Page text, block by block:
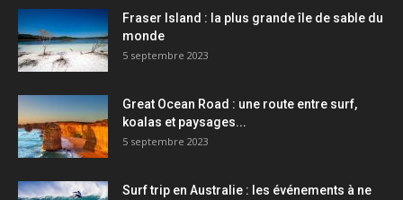
Fraser Island : la plus grande île de sable du
monde
5 septembre 2023
Great Ocean Road : une route entre surf,
koalas et paysages...
5 septembre 2023
Surf trip en Australie : les événements à ne